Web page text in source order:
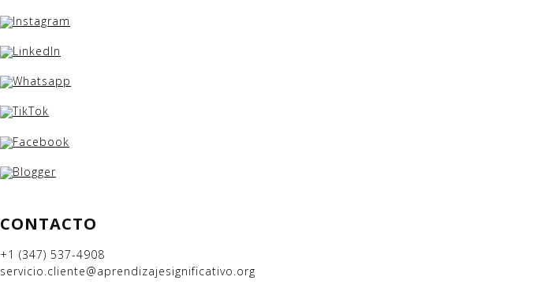
CONTACTO
+1 (347) 537-4908
servicio.cliente@aprendizajesignificativo.org